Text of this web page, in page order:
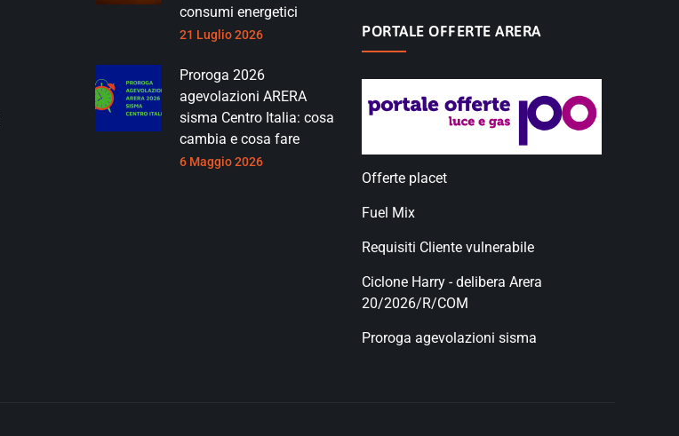
consumi energetici
21 Luglio 2026
Proroga 2026
agevolazioni ARERA
sisma Centro Italia: cosa
cambia e cosa fare
6 Maggio 2026
PORTALE OFFERTE ARERA
Offerte placet
Fuel Mix
Requisiti Cliente vulnerabile
Ciclone Harry - delibera Arera
20/2026/R/COM
Proroga agevolazioni sisma